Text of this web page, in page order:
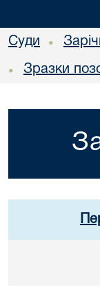
Суди •
• Зразки